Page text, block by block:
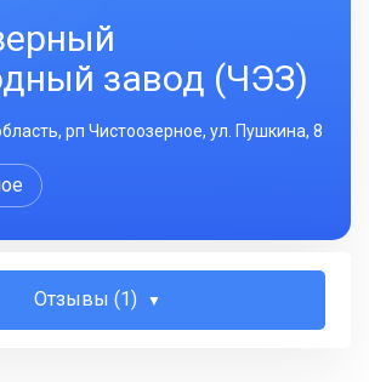
завод (ЧЭЗ)
рп Чистоозерное, ул. Пушкина, 8
Отзывы (1)